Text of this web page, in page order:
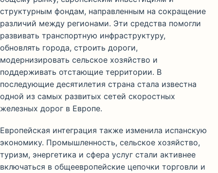
структурным фондам, направленным на сокращение
различий между регионами. Эти средства помогли
развивать транспортную инфраструктуру,
обновлять города, строить дороги,
модернизировать сельское хозяйство и
поддерживать отстающие территории. В
последующие десятилетия страна стала известна
одной из самых развитых сетей скоростных
железных дорог в Европе.
Европейская интеграция также изменила испанскую
экономику. Промышленность, сельское хозяйство,
туризм, энергетика и сфера услуг стали активнее
включаться в общеевропейские цепочки торговли и